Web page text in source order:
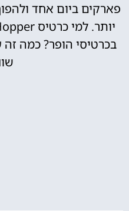
פארקים ביום אחד
יותר.
בכרטיסי הופר? כמה